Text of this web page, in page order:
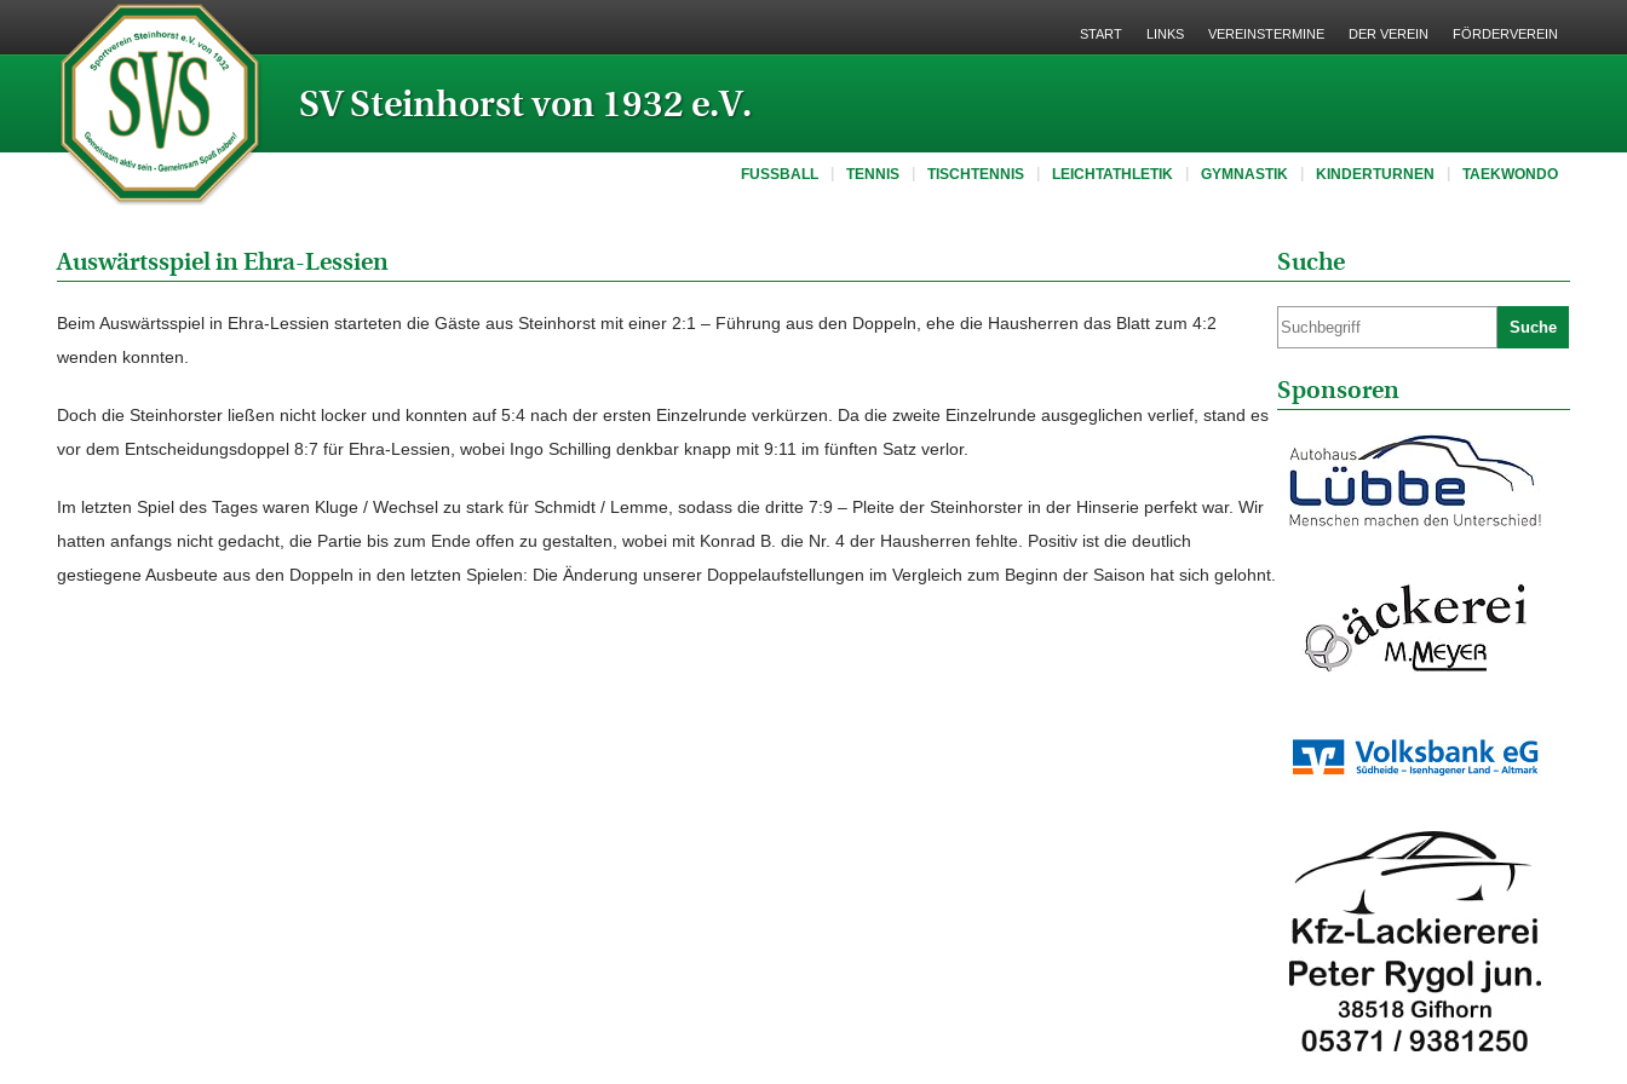
SV Steinhorst von 1932 e.V.
FUSSBALL TENNIS TISCHTENNIS LEICHTATHLETIK GYMNASTIK KINDERTURNEN TAEKWONDO
START LINKS VEREINSTERMINE DER VEREIN FÖRDERVEREIN
Auswärtsspiel in Ehra-Lessien
Beim Auswärtsspiel in Ehra-Lessien starteten die Gäste aus Steinhorst mit einer 2:1 – Führung aus den Doppeln, ehe die Hausherren das Blatt zum 4:2
wenden konnten.
Doch die Steinhorster ließen nicht locker und konnten auf 5:4 nach der ersten Einzelrunde verkürzen. Da die zweite Einzelrunde ausgeglichen verlief, stand es
vor dem Entscheidungsdoppel 8:7 für Ehra-Lessien, wobei Ingo Schilling denkbar knapp mit 9:11 im fünften Satz verlor.
Im letzten Spiel des Tages waren Kluge / Wechsel zu stark für Schmidt / Lemme, sodass die dritte 7:9 – Pleite der Steinhorster in der Hinserie perfekt war. Wir
hatten anfangs nicht gedacht, die Partie bis zum Ende offen zu gestalten, wobei mit Konrad B. die Nr. 4 der Hausherren fehlte. Positiv ist die deutlich
gestiegene Ausbeute aus den Doppeln in den letzten Spielen: Die Änderung unserer Doppelaufstellungen im Vergleich zum Beginn der Saison hat sich gelohnt.
Suche
Suche
Sponsoren